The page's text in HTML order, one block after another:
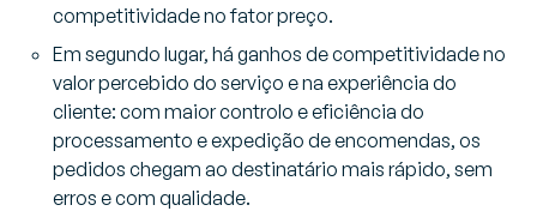
competitividade no fator preço.
Em segundo lugar, há ganhos de competitividade no
valor percebido do serviço e na experiência do
cliente: com maior controlo e eficiência do
processamento e expedição de encomendas, os
pedidos chegam ao destinatário mais rápido, sem
erros e com qualidade.